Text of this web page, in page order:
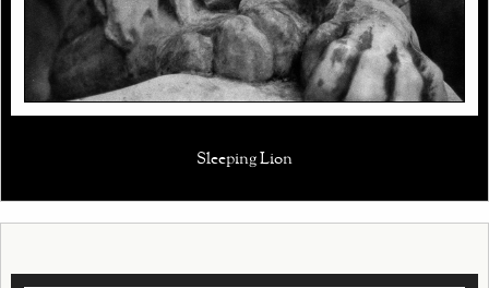
Sleeping Lion